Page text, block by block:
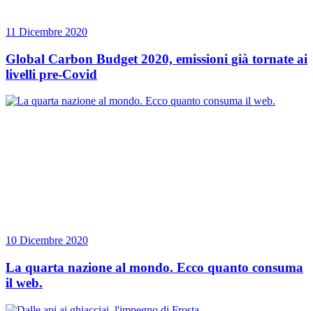
11 Dicembre 2020
Global Carbon Budget 2020, emissioni già tornate ai
livelli pre-Covid
10 Dicembre 2020
La quarta nazione al mondo. Ecco quanto consuma
il web.